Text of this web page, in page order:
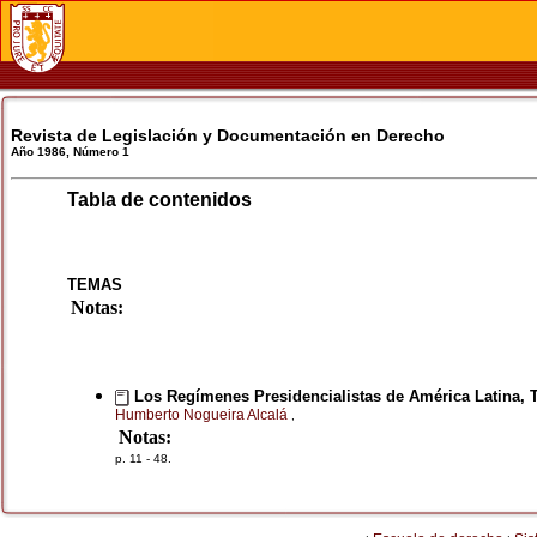
Revista de Legislación y Documentación en Derecho
Año 1986, Número 1
Tabla de contenidos
TEMAS
Notas:
Los Regímenes Presidencialistas de América Latina,
Humberto Nogueira Alcalá
Notas:
p. 11 - 48.